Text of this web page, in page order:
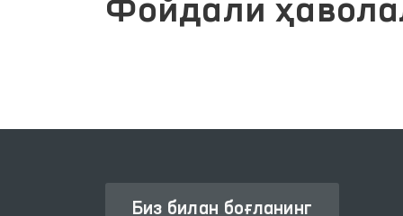
Фойдали
Биз билан боғланинг